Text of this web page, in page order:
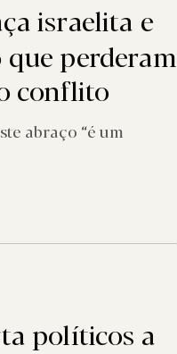
israelita e
perderam
conflito
abraço “é um
políticos a